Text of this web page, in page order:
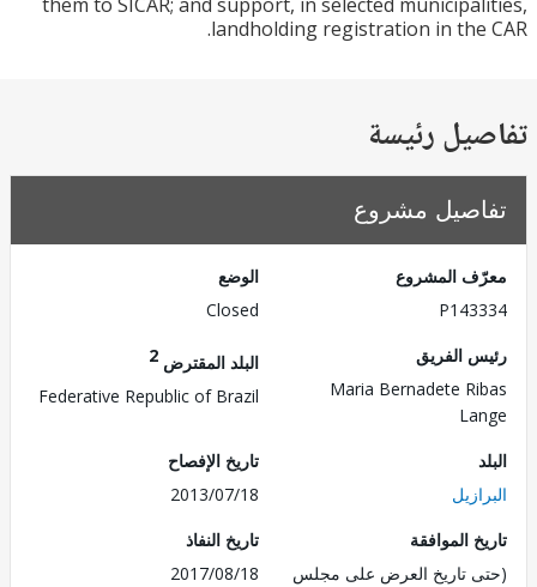
landholding registration in
رئيسة
مشروع
المشروع
الفريق
Maria Bernadete
البلد المقترض
Federative Republic of Brazil
تاريخ الإفصاح
2013/07/18
الموافقة
تاريخ العرض على مجلس
تاريخ النفاذ
2017/08/18